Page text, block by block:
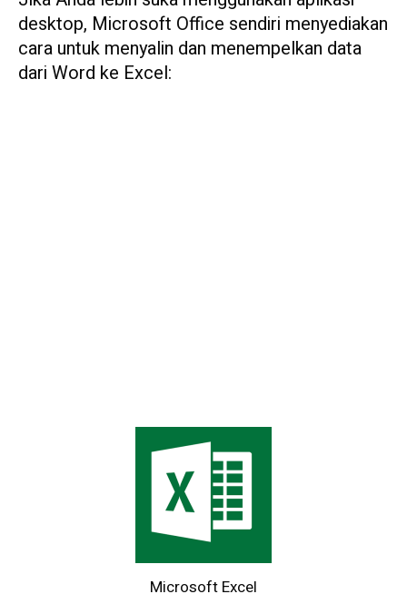
desktop, Microsoft Office sendiri menyediakan
cara untuk menyalin dan menempelkan data
dari Word ke Excel:
Microsoft Excel